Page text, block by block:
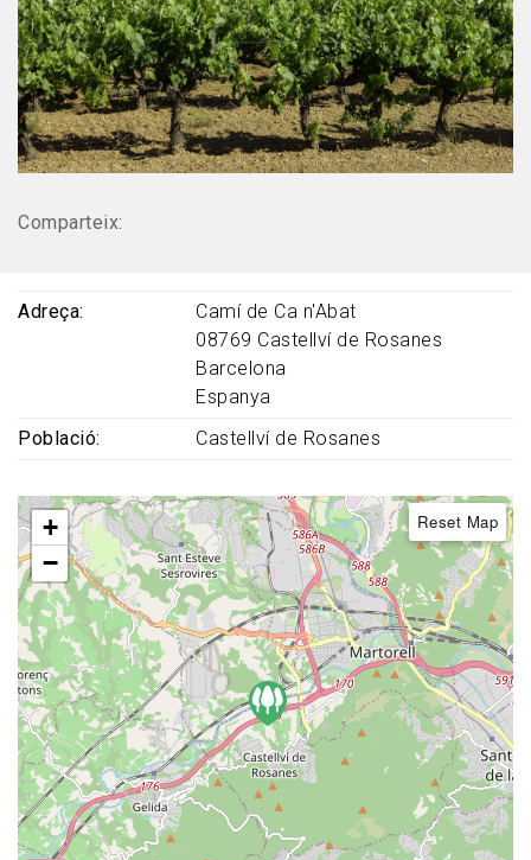
Comparteix:
Adreça
Camí de Ca n'Abat
08769 Castellví de Rosanes
Barcelona
Espanya
Població
Castellví de Rosanes
+
−
Reset Map